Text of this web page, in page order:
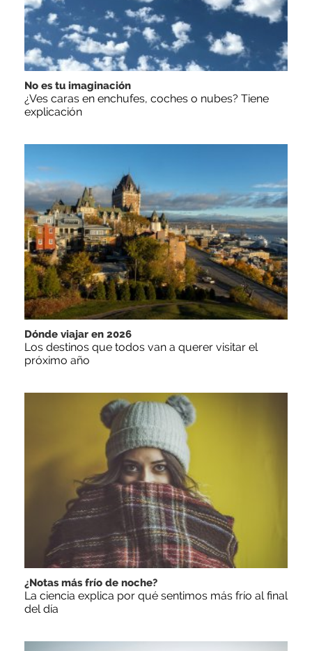
No es tu imaginación
¿Ves caras en enchufes, coches o nubes? Tiene
explicación
Dónde viajar en 2026
Los destinos que todos van a querer visitar el
próximo año
¿Notas más frío de noche?
La ciencia explica por qué sentimos más frío al final
del día